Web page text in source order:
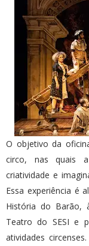
O objetivo da
circo, nas quais
criatividade e
Essa experiência é
História do Barão,
Teatro do SESI e
atividades